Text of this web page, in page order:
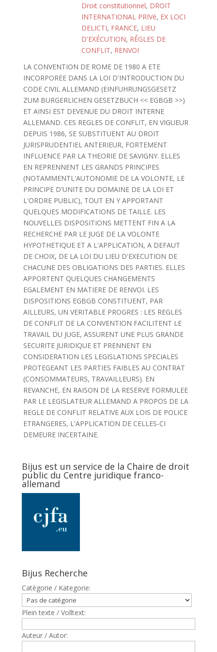
Droit constitutionnel, DROIT
INTERNATIONAL PRIVé, EX LOCI
DELICTI, FRANCE, LIEU
D'EXÉCUTION, RÊGLES DE
CONFLIT, RENVOI
LA CONVENTION DE ROME DE 1980 A ETE
INCORPOREE DANS LA LOI D'INTRODUCTION DU
CODE CIVIL ALLEMAND (EINFUHRUNGSGESETZ
ZUM BURGERLICHEN GESETZBUCH << EGBGB >>)
ET AINSI EST DEVENUE DU DROIT INTERNE
ALLEMAND. CES REGLES DE CONFLIT, EN VIGUEUR
DEPUIS 1986, SE SUBSTITUENT AU DROIT
JURISPRUDENTIEL ANTERIEUR, FORTEMENT
INFLUENCE PAR LA THEORIE DE SAVIGNY. ELLES
EN REPRENNENT LES GRANDS PRINCIPES
(NOTAMMENTL'AUTONOMIE DE LA VOLONTE, LE
PRINCIPE D'UNITE DU DOMAINE DE LA LOI ET
L'ORDRE PUBLIC), TOUT EN Y APPORTANT
QUELQUES MODIFICATIONS DE TAILLE. LES
NOUVELLES DISPOSITIONS METTENT FIN A LA
RECHERCHE PAR LE JUGE DE LA VOLONTE
HYPOTHETIQUE ET A L'APPLICATION, A DEFAUT
DE CHOIX, DE LA LOI DU LIEU D'EXECUTION DE
CHACUNE DES OBLIGATIONS DES PARTIES. ELLES
APPORTENT QUELQUES CHANGEMENTS
EGALEMENT EN MATIERE DE RENVOI. LES
DISPOSITIONS EGBGB CONSTITUENT, PAR
AILLEURS, UN VERITABLE PROGRES : LES REGLES
DE CONFLIT DE LA CONVENTION FACILITENT LE
TRAVAIL DU JUGE, ASSURENT UNE PLUS GRANDE
SECURITE JURIDIQUE ET PRENNENT EN
CONSIDERATION LES LEGISLATIONS SPECIALES
PROTEGEANT LES PARTIES FAIBLES AU CONTRAT
(CONSOMMATEURS, TRAVAILLEURS). EN
REVANCHE, EN RAISON DE LA RESERVE FORMULEE
PAR LE LEGISLATEUR ALLEMAND A PROPOS DE LA
REGLE DE CONFLIT RELATIVE AUX LOIS DE POLICE
ETRANGERES, L'APPLICATION DE CELLES-CI
DEMEURE INCERTAINE.
Bijus est un service de la Chaire de droit
public du Centre juridique franco-
allemand
Bijus Recherche
Catègorie / Kategorie:
Plein texte / Volltext:
Auteur / Autor: